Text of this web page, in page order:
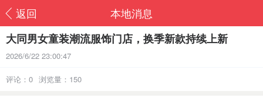
返回
本地消息
大同男女童装潮流服饰门店，换季新款持续上新
2026/6/22 23:00:47
评论：0 浏览量：150